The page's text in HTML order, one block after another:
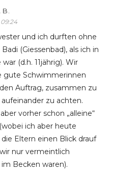
09:24
und ich durften ohne
(Giessenbad), als ich in
war (d.h. 11jährig). Wir
gute Schwimmerinnen
Auftrag, zusammen zu
zu achten.
vorher schon „alleine“
ich aber heute
die Eltern einen Blick drauf
nur vermeintlich
Becken waren).